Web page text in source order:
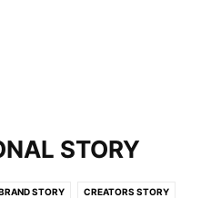
STORY
STORY CREATORS STORY